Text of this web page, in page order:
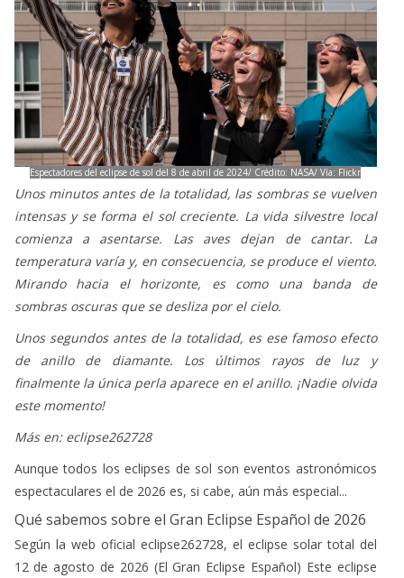
Espectadores del eclipse de sol del 8 de abril de 2024/ Crédito: NASA/ Vía: Flickr
Unos minutos antes de la totalidad, las sombras se vuelven
intensas y se forma el sol creciente. La vida silvestre local
comienza a asentarse. Las aves dejan de cantar. La
temperatura varía y, en consecuencia, se produce el viento.
Mirando hacia el horizonte, es como una banda de
sombras oscuras que se desliza por el cielo.
Unos segundos antes de la totalidad, es ese famoso efecto
de anillo de diamante. Los últimos rayos de luz y
finalmente la única perla aparece en el anillo. ¡Nadie olvida
este momento!
Más en: eclipse262728
Aunque todos los eclipses de sol son eventos astronómicos
espectaculares el de 2026 es, si cabe, aún más especial...
Qué sabemos sobre el Gran Eclipse Español de 2026
Según la web oficial eclipse262728, el eclipse solar total del
12 de agosto de 2026 (El Gran Eclipse Español) Este eclipse